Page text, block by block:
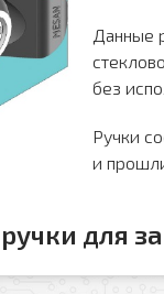
Данные
без
Ручки
и
для
на обработку
данных в
для
данных в
*